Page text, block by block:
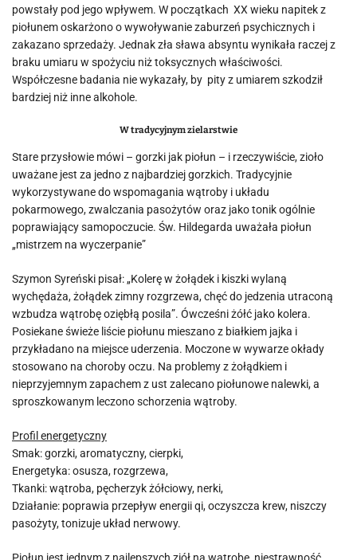
powstały pod jego wpływem. W początkach XX wieku napitek z
piołunem oskarżono o wywoływanie zaburzeń psychicznych i
zakazano sprzedaży. Jednak zła sława absyntu wynikała raczej z
braku umiaru w spożyciu niż toksycznych właściwości.
Współczesne badania nie wykazały, by pity z umiarem szkodził
bardziej niż inne alkohole.
W tradycyjnym zielarstwie
Stare przysłowie mówi – gorzki jak piołun – i rzeczywiście, zioło
uważane jest za jedno z najbardziej gorzkich. Tradycyjnie
wykorzystywane do wspomagania wątroby i układu
pokarmowego, zwalczania pasożytów oraz jako tonik ogólnie
poprawiający samopoczucie. Św. Hildegarda uważała piołun
„mistrzem na wyczerpanie”
Szymon Syreński pisał: „Kolerę w żołądek i kiszki wylaną
wychędaża, żołądek zimny rozgrzewa, chęć do jedzenia utraconą
wzbudza wątrobę oziębłą posila”. Ówcześni żółć jako kolera.
Posiekane świeże liście piołunu mieszano z białkiem jajka i
przykładano na miejsce uderzenia. Moczone w wywarze okłady
stosowano na choroby oczu. Na problemy z żołądkiem i
nieprzyjemnym zapachem z ust zalecano piołunowe nalewki, a
sproszkowanym leczono schorzenia wątroby.
Profil energetyczny
Smak: gorzki, aromatyczny, cierpki,
Energetyka: osusza, rozgrzewa,
Tkanki: wątroba, pęcherzyk żółciowy, nerki,
Działanie: poprawia przepływ energii qi, oczyszcza krew, niszczy
pasożyty, tonizuje układ nerwowy.